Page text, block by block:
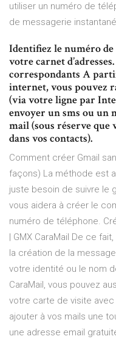
utiliser un numéro de
de messagerie
Identifiez le numéro
votre carnet
correspondants A
internet, vous pouvez
(via votre ligne par
envoyer un sms ou un
mail (sous réserve
dans vos contacts).
Comment créer Gmail
façons) La méthode est
juste besoin de suivre le
vous aidera à créer le
numéro de téléphone.
| GMX CaraMail De ce
la création de la
votre identité ou le nom
CaraMail, vous pouvez
votre carte de visite
ajouter à vos mails une
une adresse email